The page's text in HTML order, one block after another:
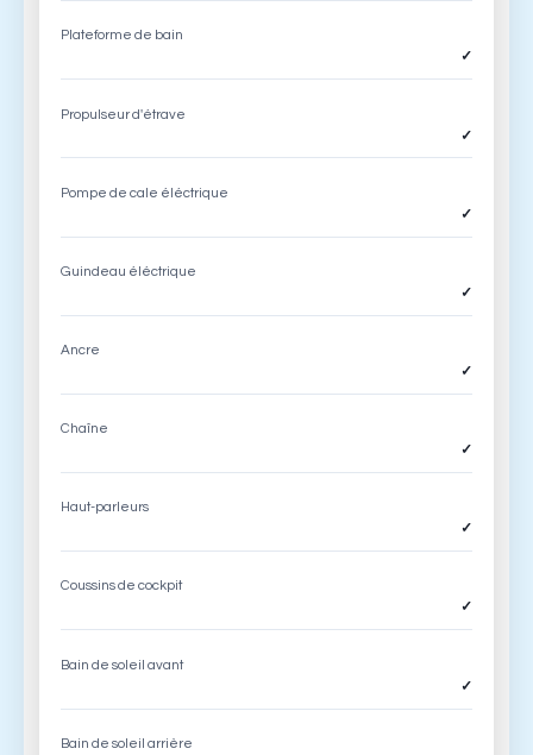
Plateforme de bain
✓
Propulseur d'étrave
✓
Pompe de cale éléctrique
✓
Guindeau éléctrique
✓
Ancre
✓
Chaîne
✓
Haut-parleurs
✓
Coussins de cockpit
✓
Bain de soleil avant
✓
Bain de soleil arrière